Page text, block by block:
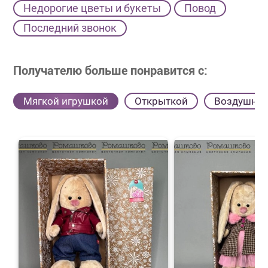
Недорогие цветы и букеты
Повод
Последний звонок
Получателю больше понравится с:
Мягкой игрушкой Открыткой